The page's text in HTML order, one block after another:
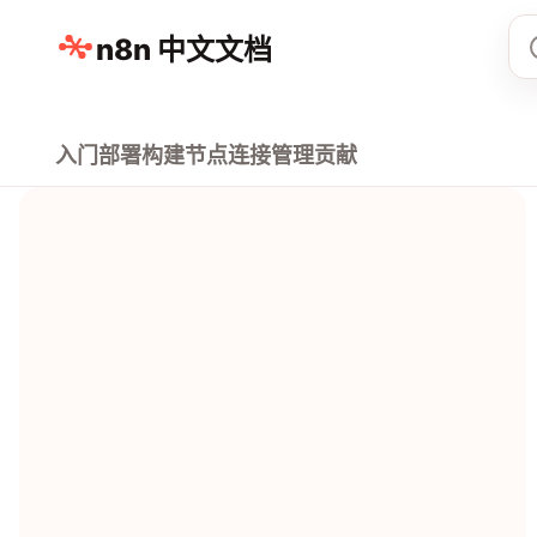
n8n 中文文档
入门部署构建节点连接管理贡献